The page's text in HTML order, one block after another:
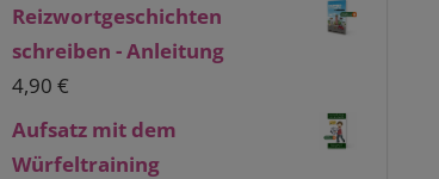
Reizwortgeschichten
schreiben - Anleitung
4,90€
Aufsatz mit dem
Würfeltraining